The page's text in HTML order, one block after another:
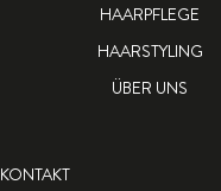
HAARPFLEGE
HAARSTYLING
ÜBER UNS
KONTAKT